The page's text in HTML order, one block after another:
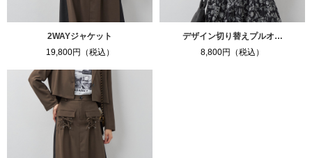
2WAYジャケット
19,800円（税込）
デザイン切り替えプルオ…
8,800円（税込）